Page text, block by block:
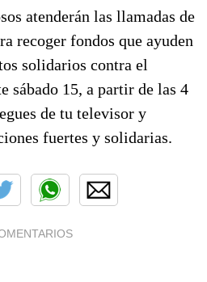
atenderán las llamadas de
recoger fondos que ayuden
solidarios contra el
sábado 15, a partir de las 4
de tu televisor y
fuertes y solidarias.